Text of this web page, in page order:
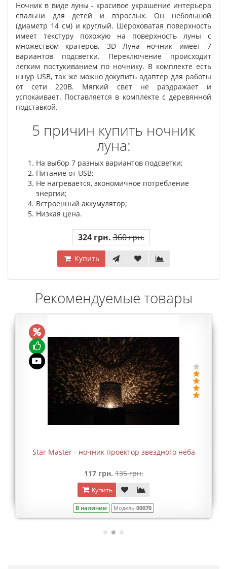
Ночник в виде луны - красивое украшение интерьера
спальни для детей и взрослых. Он небольшой
(диаметр 14 см) и круглый. Шероховатая поверхность
имеет текстуру похожую на поверхность луны с
множеством кратеров. 3D Луна ночник имеет 7
вариантов подсветки. Переключение происходит
легким постукиванием по ночнику. В комплекте есть
шнур USB, так же можно докупить адаптер для работы
от сети 220В. Мягкий свет не раздражает и
успокаивает. Поставляется в комплекте с деревянной
подставкой.
5 причин купить ночник
луна:
На выбор 7 разных вариантов подсветки;
Питание от USB;
Не нагревается, экономичное потребление
энергии;
Встроенный аккумулятор;
Низкая цена.
324 грн. 360 грн.
Купить
Рекомендуемые товары
Star Master - ночник проектор звездного неба
117 грн. 135 грн.
Купить
В наличии Модель 00070